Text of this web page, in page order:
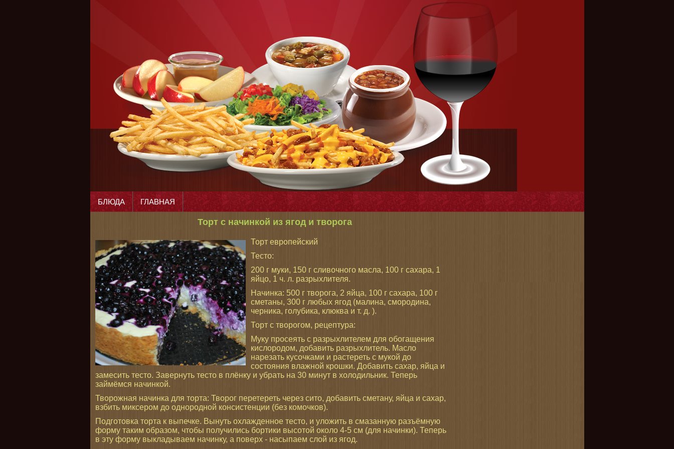
БЛЮДА ГЛАВНАЯ
Торт с начинкой из ягод и творога
Торт европейский
Тесто:
200 г муки, 150 г сливочного масла, 100 г сахара, 1
яйцо, 1 ч. л. разрыхлителя.
Начинка: 500 г творога, 2 яйца, 100 г сахара, 100 г
сметаны, 300 г любых ягод (малина, смородина,
черника, голубика, клюква и т. д. ).
Торт с творогом, рецептура:
Муку просеять с разрыхлителем для обогащения
кислородом, добавить разрыхлитель. Масло
нарезать кусочками и растереть с мукой до
состояния влажной крошки. Добавить сахар, яйца и
замесить тесто. Завернуть тесто в плёнку и убрать на 30 минут в холодильник. Теперь
займёмся начинкой.
Творожная начинка для торта: Творог перетереть через сито, добавить сметану, яйца и сахар,
взбить миксером до однородной консистенции (без комочков).
Подготовка торта к выпечке. Вынуть охлажденное тесто, и уложить в смазанную разъёмную
форму таким образом, чтобы получились бортики высотой около 4-5 см (для начинки). Теперь
в эту форму выкладываем начинку, а поверх - насыпаем слой из ягод.